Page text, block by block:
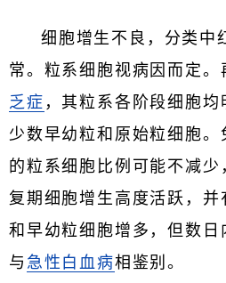
细胞增生不良，分类中
常。粒系细胞视病因而定。
乏症 ，其粒系各阶段细胞
少数早幼粒和原始粒细胞。
的粒系细胞比例可能不减
复期细胞增生高度活跃，
和早幼粒细胞增多，但数日
与 急性白血病相鉴别。